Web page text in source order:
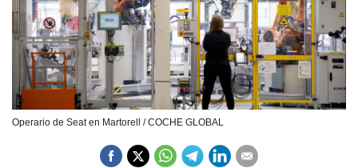
Operario de Seat en Martorell / COCHE GLOBAL